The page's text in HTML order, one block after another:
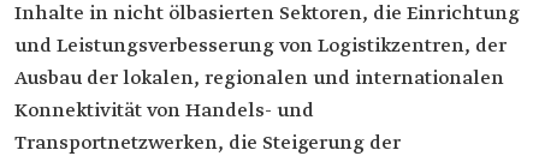
Inhalte in nicht ölbasierten Sektoren, die Einrichtung
und Leistungsverbesserung von Logistikzentren, der
Ausbau der lokalen, regionalen und internationalen
Konnektivität von Handels- und
Transportnetzwerken, die Steigerung der